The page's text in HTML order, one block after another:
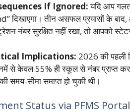
If Ignored:यदि आप
दिखाएगा। तीन असफल प्रयासों के
नंबर सुरक्षित नहीं रखा, तो आपको
Implications: 2026 की पहली
से केवल 55% ही स्कूल से नंबर प्राप्त
समय-सीमा समाप्त हो चुकी थी।
Status via PFMS Portal